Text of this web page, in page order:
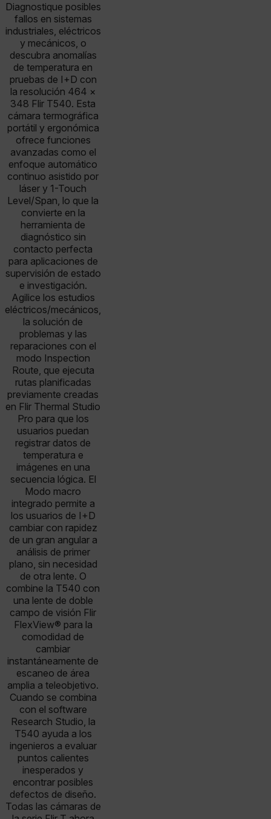
Diagnostique posibles
fallos en sistemas
industriales, eléctricos
y mecánicos, o
descubra anomalías
de temperatura en
pruebas de I+D con
la resolución 464 ×
348 Flir T540. Esta
cámara termográfica
portátil y ergonómica
ofrece funciones
avanzadas como el
enfoque automático
continuo asistido por
láser y 1-Touch
Level/Span, lo que la
convierte en la
herramienta de
diagnóstico sin
contacto perfecta
para aplicaciones de
supervisión de estado
e investigación.
Agilice los estudios
eléctricos/mecánicos,
la solución de
problemas y las
reparaciones con el
modo Inspection
Route, que ejecuta
rutas planificadas
previamente creadas
en Flir Thermal Studio
Pro para que los
usuarios puedan
registrar datos de
temperatura e
imágenes en una
secuencia lógica. El
Modo macro
integrado permite a
los usuarios de I+D
cambiar con rapidez
de un gran angular a
análisis de primer
plano, sin necesidad
de otra lente. O
combine la T540 con
una lente de doble
campo de visión Flir
FlexView® para la
comodidad de
cambiar
instantáneamente de
escaneo de área
amplia a teleobjetivo.
Cuando se combina
con el software
Research Studio, la
T540 ayuda a los
ingenieros a evaluar
puntos calientes
inesperados y
encontrar posibles
defectos de diseño.
Todas las cámaras de